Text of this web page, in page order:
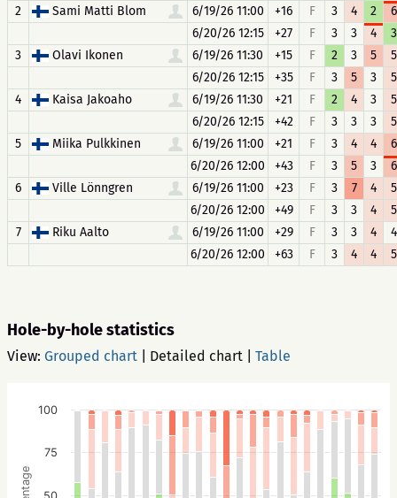
2
Sami Matti Blom 6/19/26 11:00 +16 F 3 4 2
6
6/20/26 12:15
+27 F 3 3 4
3
3
Olavi Ikonen 6/19/26 11:30 +15 F 2 3 5
5
6/20/26 12:15
+35 F 3 5 3
5
4
Kaisa Jakoaho 6/19/26 11:30 +21 F 2 4 3
5
6/20/26 12:15
+42 F 3 3 3
5
5
Miika Pulkkinen 6/19/26 11:00 +21 F 3 4 4
6
6/20/26 12:00
+43 F 3 5 3
6
6
Ville Lönngren 6/19/26 11:00 +23 F 3 7 4
5
6/20/26 12:00
+49 F 3 3 4
5
7
Riku Aalto 6/19/26 11:00 +29 F 3 3 4
4
6/20/26 12:00
+63 F 3 4 4 5
Hole-by-hole statistics
View: Grouped chart Detailed chart Table
75
100